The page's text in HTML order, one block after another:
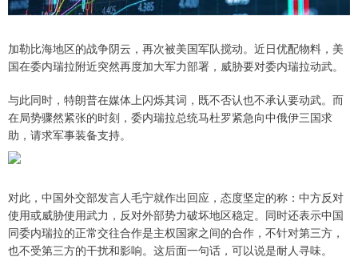
加勒比海地区的战争阴云，再次被美国军队搅动。近日优配物料，美
国在委内瑞拉附近突然再度加大军力部署，威胁要对委内瑞拉动武。
与此同时，特朗普在媒体上闪烁其词，既不否认也不承认要动武。而
在局势骤然紧张的时刻，委内瑞拉总统马杜罗紧急向中俄伊三国求
助，请求军事装备支持。
对此，中国外交部发言人毛宁就作出回应，态度坚定的称：中方反对
使用或威胁使用武力，反对外部势力破坏地区稳定。同时还表示中国
同委内瑞拉的正常交往合作是主权国家之间的合作，不针对第三方，
也不受第三方的干扰和影响。这后面一句话，可以说是耐人寻味。